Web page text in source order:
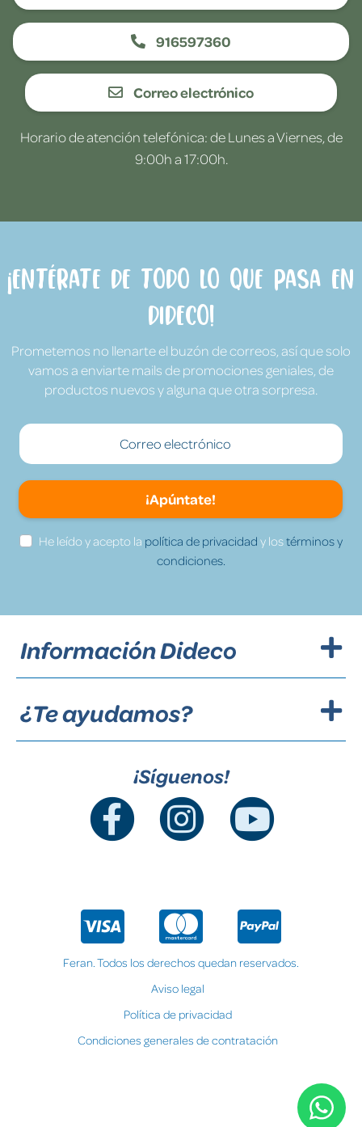
916597360
Correo electrónico
Horario de atención telefónica: de Lunes a Viernes, de
9:00h a 17:00h.
¡Entérate de todo lo que pasa en
Dideco!
Prometemos no llenarte el buzón de correos, así que solo
vamos a enviarte mails de promociones geniales, de
productos nuevos y alguna que otra sorpresa.
¡Apúntate!
He leído y acepto la política de privacidad y lostérminos y
condiciones.
Información Dideco
¿Te ayudamos?
¡Síguenos!
Feran. Todos los derechos quedan reservados.
Aviso legal
Política de privacidad
Condiciones generales de contratación